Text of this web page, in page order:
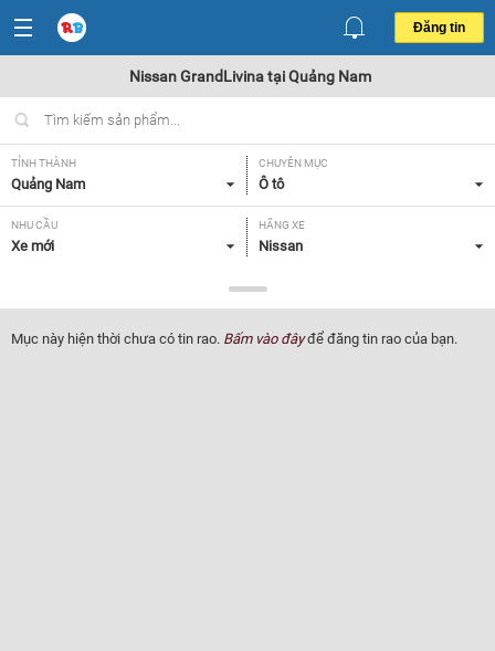
Đăng tin
Nissan GrandLivina tại Quảng Nam
TỈNH THÀNH
Quảng Nam
CHUYÊN MỤC
Ô tô
NHU CẦU
Xe mới
HÃNG XE
Nissan
GrandLivina
NĂM SẢN XUẤT
Tất cả
GIÁ XE XUẤT XỨ
Mục này hiện thời chưa có tin rao. Bấm vào đâyđể đăng tin rao của bạn.